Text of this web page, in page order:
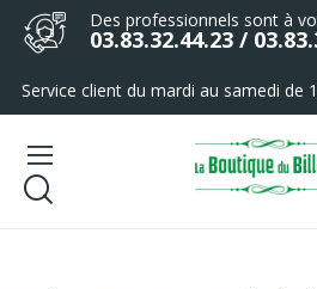
Des professionnels sont à
03.83.32.44.23 /
Service client du mardi au samedi de